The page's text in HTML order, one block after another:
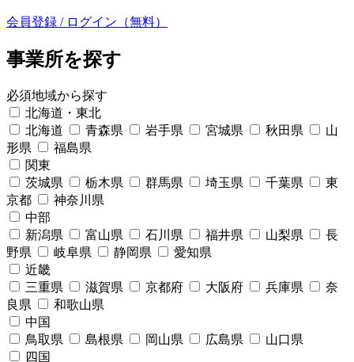
会員登録 / ログイン（無料）
事業所を探す
必須地域から探す
北海道・東北
北海道
青森県 岩手県 宮城県 秋田県
山
形県
福島県
関東
茨城県
栃木県 群馬県 埼玉県 千葉県
東
京都
神奈川県
中部
新潟県
富山県 石川県 福井県 山梨県
長
野県
岐阜県 静岡県
愛知県
近畿
三重県
滋賀県 京都府 大阪府 兵庫県
奈
良県
和歌山県
中国
鳥取県
島根県 岡山県 広島県
山口県
四国